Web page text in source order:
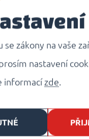
Jakmile všechny
minut zamírného
knedlíky
servírováním
strouhaným
zákony na vaše
nastavení
informací zde.